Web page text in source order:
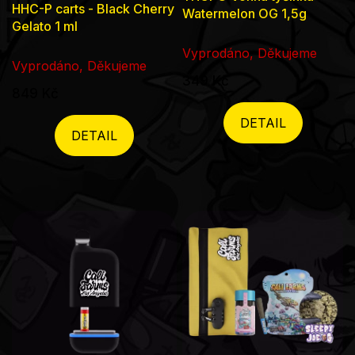
hodnocení
je
hvězdiček.
HHC-P carts - Black Cherry
Gelato 1 ml
Vyprodáno, Děkujeme
DETAIL
Watermelon OG 1,5g
Vyprodáno, Děkujeme
DETAIL